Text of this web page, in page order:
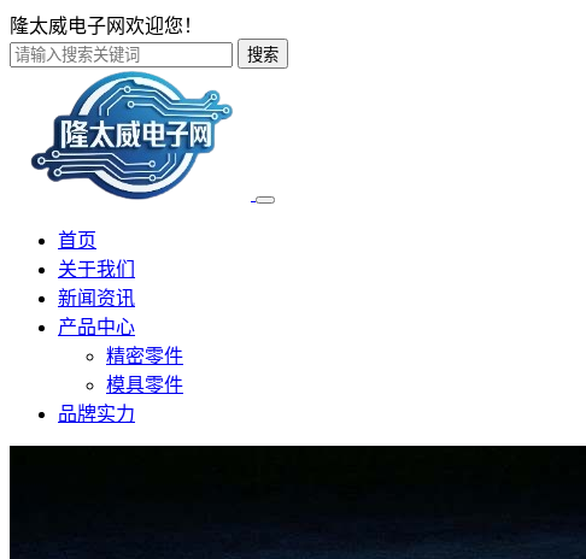
隆太威电子网欢迎您！
搜索
首页
关于我们
新闻资讯
产品中心
精密零件
模具零件
品牌实力